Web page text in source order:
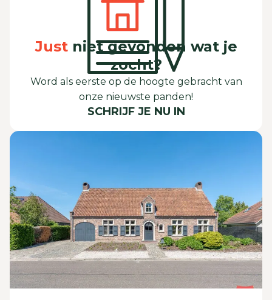
Justniet gevonden wat je
zocht?
Word als eerste op de hoogte gebracht van
onze nieuwste panden!
SCHRIJF JE NU IN